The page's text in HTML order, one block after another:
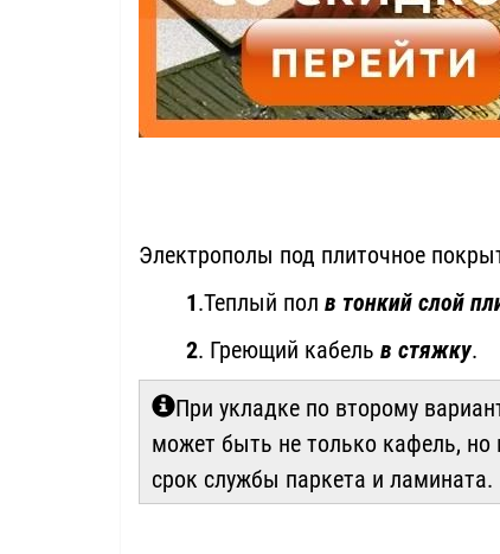
Электрополы под плиточное
1.Теплый пол в тонкий слой
2. Греющий кабель в стяжку.
При укладке по второму
может быть не только кафель, но
срок службы паркета и ламината.